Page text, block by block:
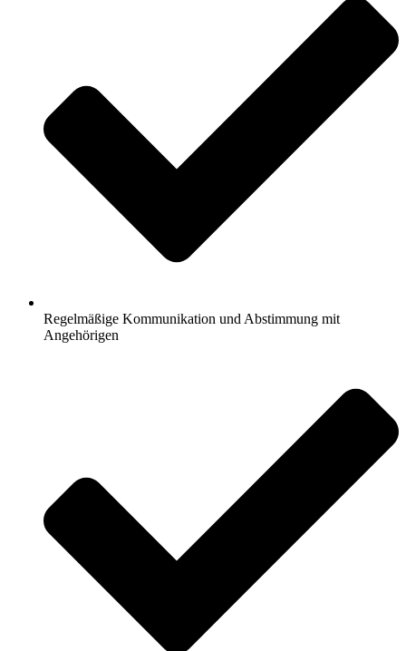
Regelmäßige Kommunikation und Abstimmung mit
Angehörigen